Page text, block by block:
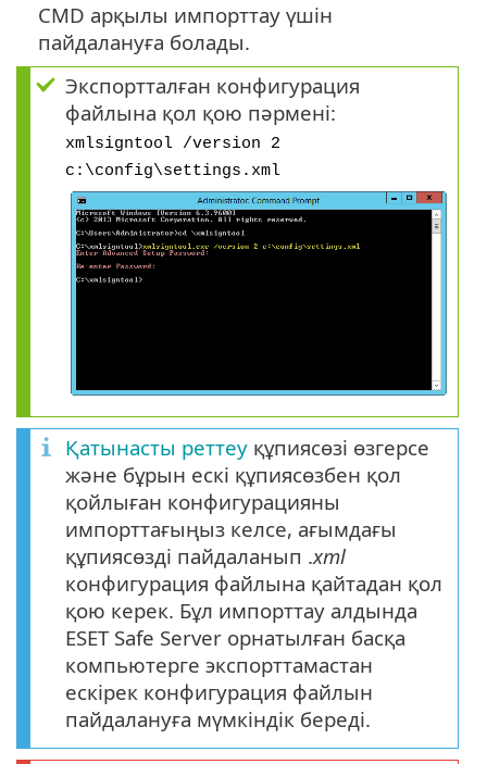
CMD арқылы импорттау үшін
пайдалануға болады.
Экспортталған конфигурация
файлына қол қою пәрмені:
xmlsigntool /version 2
c:\config\settings.xml
Қатынасты реттеу құпиясөзі өзгерсе
және бұрын ескі құпиясөзбен қол
қойлыған конфигурацияны
импорттағыңыз келсе, ағымдағы
құпиясөзді пайдаланып .xml
конфигурация файлына қайтадан қол
қою керек. Бұл импорттау алдында
ESET Safe Server орнатылған басқа
компьютерге экспорттамастан
ескірек конфигурация файлын
пайдалануға мүмкіндік береді.